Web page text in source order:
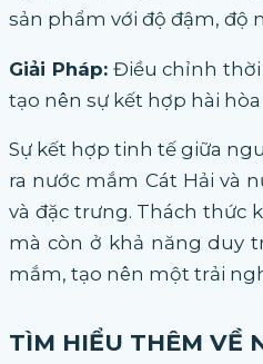
sản phẩm với độ đậm, độ
Giải Pháp:Điều chỉnh thời
tạo nên sự kết hợp hài
Sự kết hợp tinh tế giữa
ra nước mắm Cát Hải và
và đặc trưng. Thách thức
mà còn ở khả năng duy
mắm, tạo nên một trải
TÌM HIỂU THÊM VỀ